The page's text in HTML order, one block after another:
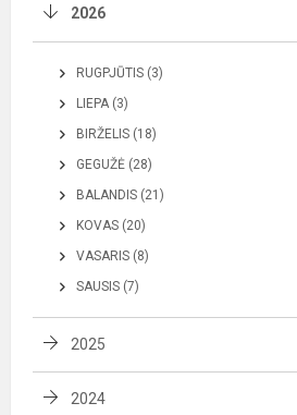
2026
RUGPJŪTIS (3)
LIEPA (3)
BIRŽELIS (18)
GEGUŽĖ (28)
BALANDIS (21)
KOVAS (20)
VASARIS (8)
SAUSIS (7)
2025
2024